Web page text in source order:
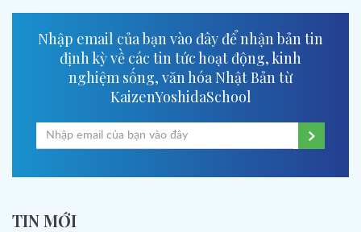
Nhập email của bạn vào đây để nhận bản tin
định kỳ về các tin tức hoạt động, kinh
nghiệm sống, văn hóa Nhật Bản từ
KaizenYoshidaSchool
TIN MỚI